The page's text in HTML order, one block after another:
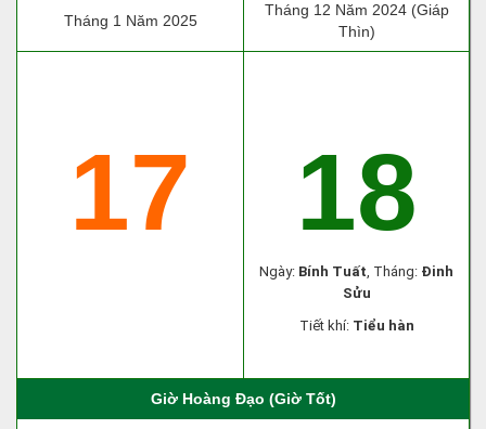
Tháng 1 Năm 2025
Tháng 12 Năm 2024 (Giáp
Thìn)
17 18
Ngày: Bính Tuất, Tháng: Đinh
Sửu
Tiết khí: Tiểu hàn
Giờ Hoàng Đạo (Giờ Tốt)